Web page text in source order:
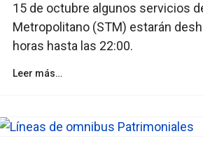
15 de octubre algunos servicios
Metropolitano (STM) estarán
horas hasta las 22:00.
Leer más…